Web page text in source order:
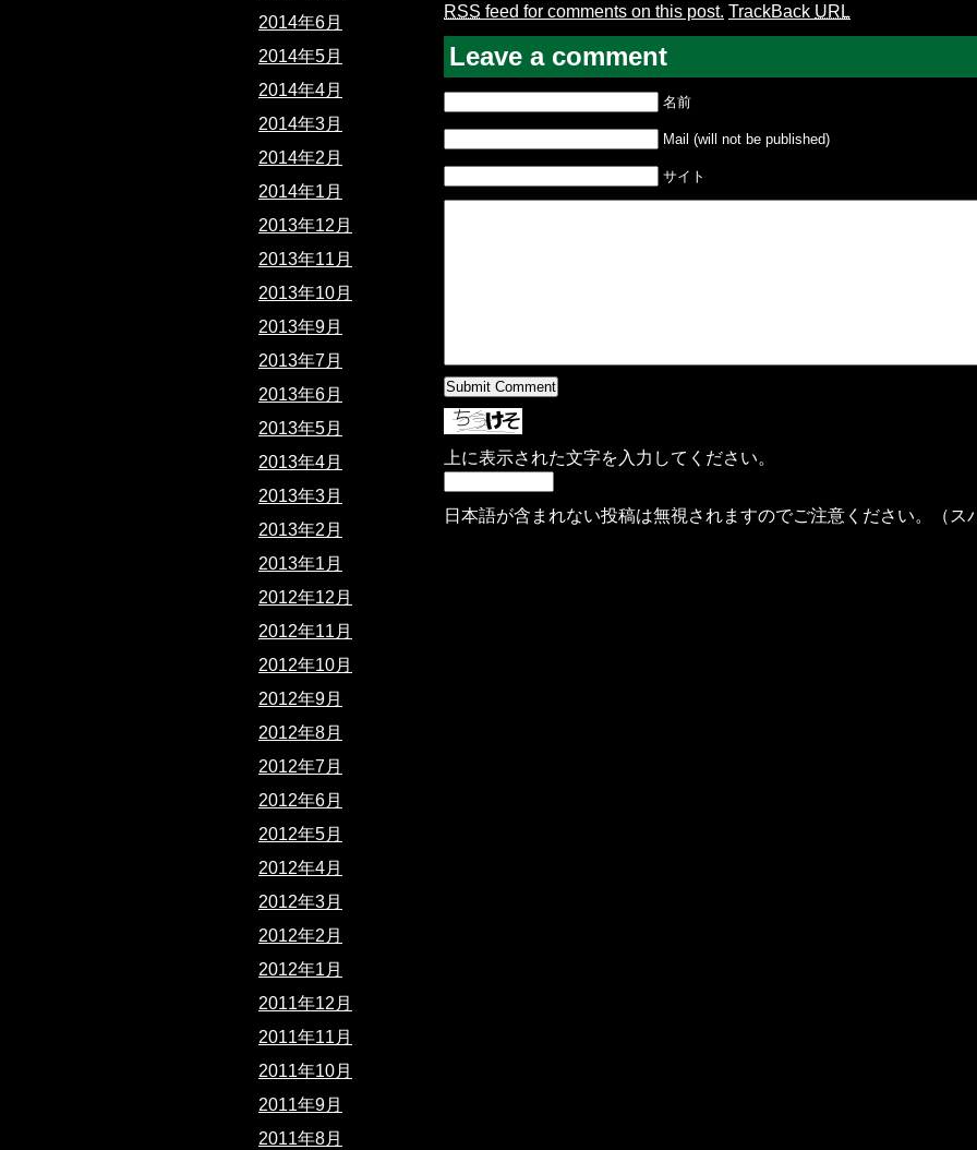
RSS feed for comments on this post. TrackBack URL
Leave a comment
名前
Mail (will not be published)
サイト
上に表示された文字を入力してください。
日本語が含まれない投稿は無視されますのでご注意ください。（ス
2014年6月
2014年5月
2014年4月
2014年3月
2014年2月
2014年1月
2013年12月
2013年11月
2013年10月
2013年9月
2013年7月
2013年6月
2013年5月
2013年4月
2013年3月
2013年2月
2013年1月
2012年12月
2012年11月
2012年10月
2012年9月
2012年8月
2012年7月
2012年6月
2012年5月
2012年4月
2012年3月
2012年2月
2012年1月
2011年12月
2011年11月
2011年10月
2011年9月
2011年8月